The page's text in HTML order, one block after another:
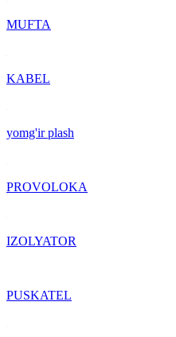
MUFTA
KABEL
yomg'ir plash
PROVOLOKA
IZOLYATOR
PUSKATEL